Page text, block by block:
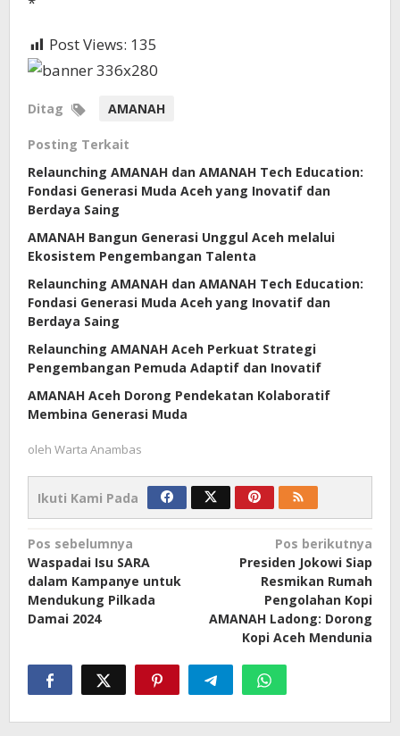
Post Views: 135
Ditag AMANAH
Posting Terkait
Relaunching AMANAH dan AMANAH Tech Education:
Fondasi Generasi Muda Aceh yang Inovatif dan
Berdaya Saing
AMANAH Bangun Generasi Unggul Aceh melalui
Ekosistem Pengembangan Talenta
Relaunching AMANAH dan AMANAH Tech Education:
Fondasi Generasi Muda Aceh yang Inovatif dan
Berdaya Saing
Relaunching AMANAH Aceh Perkuat Strategi
Pengembangan Pemuda Adaptif dan Inovatif
AMANAH Aceh Dorong Pendekatan Kolaboratif
Membina Generasi Muda
oleh Warta Anambas
Ikuti Kami Pada
Navigasi
pos
Pos sebelumnya
Waspadai Isu SARA
dalam Kampanye untuk
Mendukung Pilkada
Damai 2024
Pos berikutnya
Presiden Jokowi Siap
Resmikan Rumah
Pengolahan Kopi
AMANAH Ladong: Dorong
Kopi Aceh Mendunia